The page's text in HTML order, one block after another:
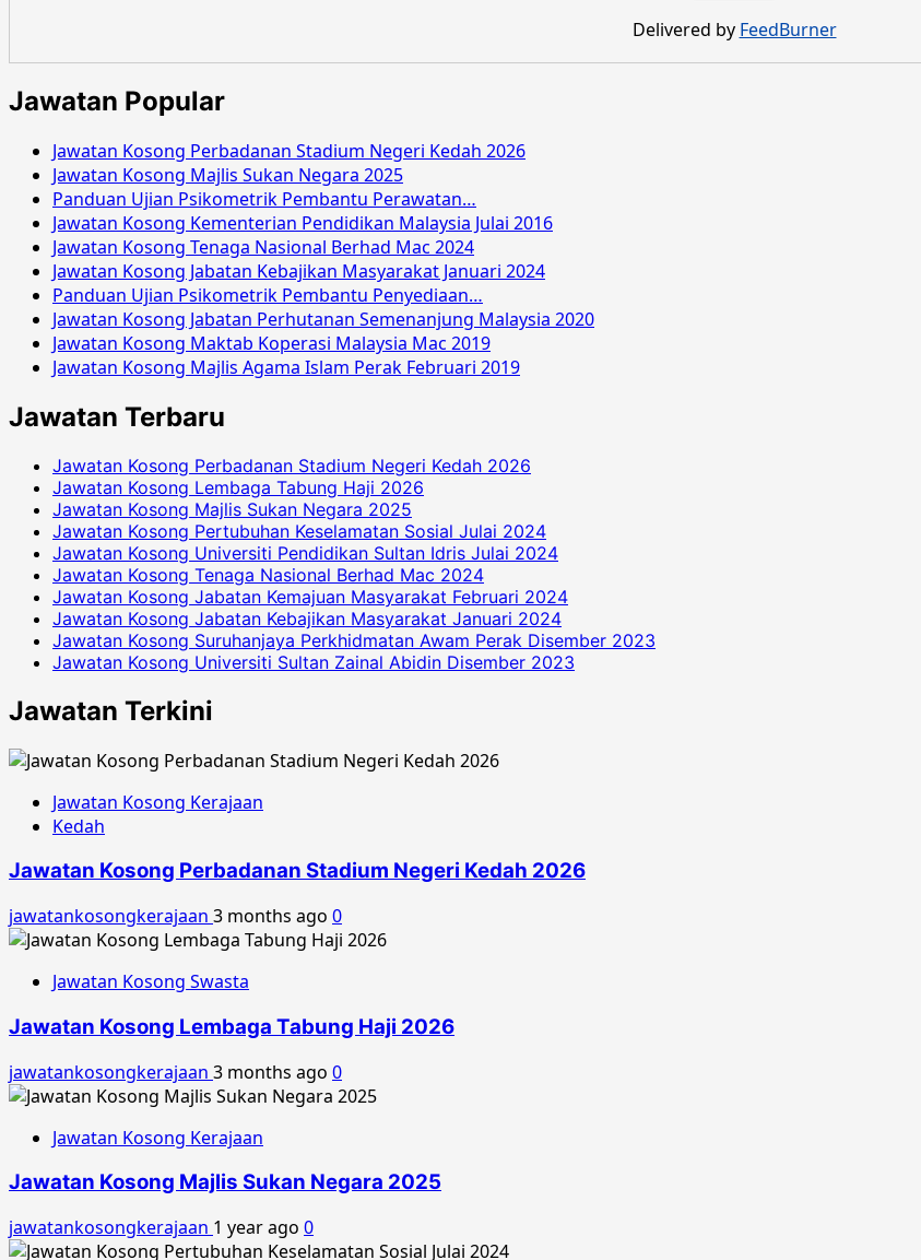
Februari
2016
Delivered by FeedBurner
Jawatan Popular
Jawatan Kosong Perbadanan Stadium Negeri Kedah 2026
Jawatan Kosong Majlis Sukan Negara 2025
Panduan Ujian Psikometrik Pembantu Perawatan…
Jawatan Kosong Kementerian Pendidikan Malaysia Julai 2016
Jawatan Kosong Tenaga Nasional Berhad Mac 2024
Jawatan Kosong Jabatan Kebajikan Masyarakat Januari 2024
Panduan Ujian Psikometrik Pembantu Penyediaan…
Jawatan Kosong Jabatan Perhutanan Semenanjung Malaysia 2020
Jawatan Kosong Maktab Koperasi Malaysia Mac 2019
Jawatan Kosong Majlis Agama Islam Perak Februari 2019
Jawatan Terbaru
Jawatan Kosong Perbadanan Stadium Negeri Kedah 2026
Jawatan Kosong Lembaga Tabung Haji 2026
Jawatan Kosong Majlis Sukan Negara 2025
Jawatan Kosong Pertubuhan Keselamatan Sosial Julai 2024
Jawatan Kosong Universiti Pendidikan Sultan Idris Julai 2024
Jawatan Kosong Tenaga Nasional Berhad Mac 2024
Jawatan Kosong Jabatan Kemajuan Masyarakat Februari 2024
Jawatan Kosong Jabatan Kebajikan Masyarakat Januari 2024
Jawatan Kosong Suruhanjaya Perkhidmatan Awam Perak Disember 2023
Jawatan Kosong Universiti Sultan Zainal Abidin Disember 2023
Jawatan Terkini
Jawatan Kosong Kerajaan
Kedah
Jawatan Kosong Perbadanan Stadium Negeri Kedah 2026
jawatankosongkerajaan 3 months ago 0
Jawatan Kosong Swasta
Jawatan Kosong Lembaga Tabung Haji 2026
jawatankosongkerajaan 3 months ago 0
Jawatan Kosong Kerajaan
Jawatan Kosong Majlis Sukan Negara 2025
jawatankosongkerajaan 1 year ago 0